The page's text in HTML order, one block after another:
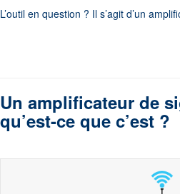
L’outil en question ? Il s’agit d’un
Un amplificateur de
qu’est-ce que c’est ?